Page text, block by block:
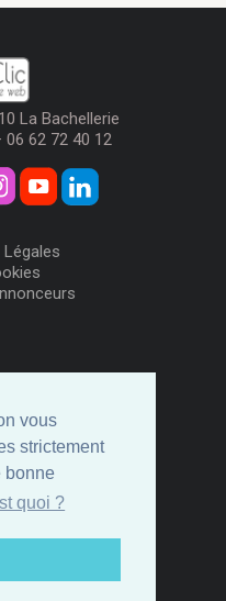
vous
strictement
bonne
quoi ?
La Bachellerie
06 62 72 40 12
Compte
marche
privé